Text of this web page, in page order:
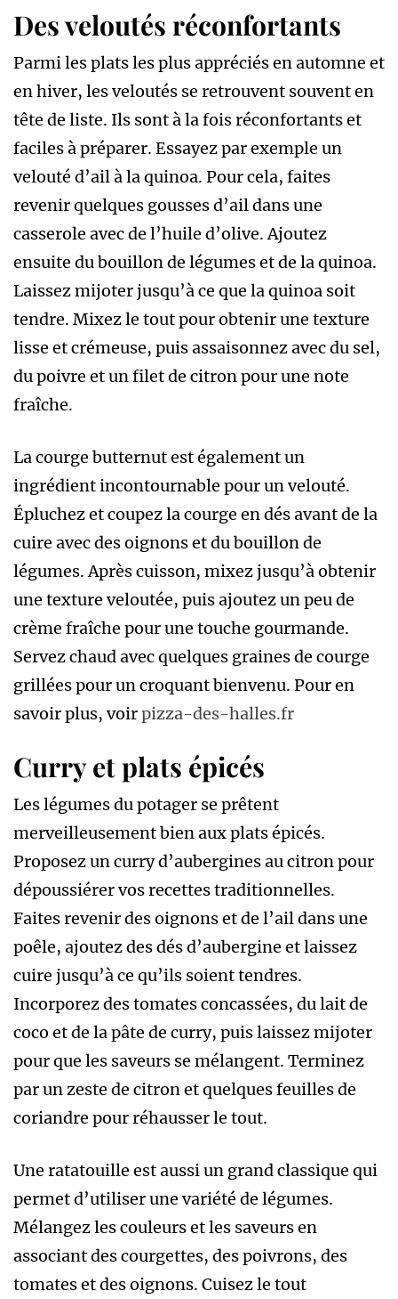
Des veloutés réconfortants
Parmi les plats les plus appréciés en automne et
en hiver, les veloutés se retrouvent souvent en
tête de liste. Ils sont à la fois réconfortants et
faciles à préparer. Essayez par exemple un
velouté d’ail à la quinoa. Pour cela, faites
revenir quelques gousses d’ail dans une
casserole avec de l’huile d’olive. Ajoutez
ensuite du bouillon de légumes et de la quinoa.
Laissez mijoter jusqu’à ce que la quinoa soit
tendre. Mixez le tout pour obtenir une texture
lisse et crémeuse, puis assaisonnez avec du sel,
du poivre et un filet de citron pour une note
fraîche.
La courge butternut est également un
ingrédient incontournable pour un velouté.
Épluchez et coupez la courge en dés avant de la
cuire avec des oignons et du bouillon de
légumes. Après cuisson, mixez jusqu’à obtenir
une texture veloutée, puis ajoutez un peu de
crème fraîche pour une touche gourmande.
Servez chaud avec quelques graines de courge
grillées pour un croquant bienvenu. Pour en
savoir plus, voirpizza-des-halles.fr
Curry et plats épicés
Les légumes du potager se prêtent
merveilleusement bien aux plats épicés.
Proposez un curry d’aubergines au citron pour
dépoussiérer vos recettes traditionnelles.
Faites revenir des oignons et de l’ail dans une
poêle, ajoutez des dés d’aubergine et laissez
cuire jusqu’à ce qu’ils soient tendres.
Incorporez des tomates concassées, du lait de
coco et de la pâte de curry, puis laissez mijoter
pour que les saveurs se mélangent. Terminez
par un zeste de citron et quelques feuilles de
coriandre pour réhausser le tout.
Une ratatouille est aussi un grand classique qui
permet d’utiliser une variété de légumes.
Mélangez les couleurs et les saveurs en
associant des courgettes, des poivrons, des
tomates et des oignons. Cuisez le tout